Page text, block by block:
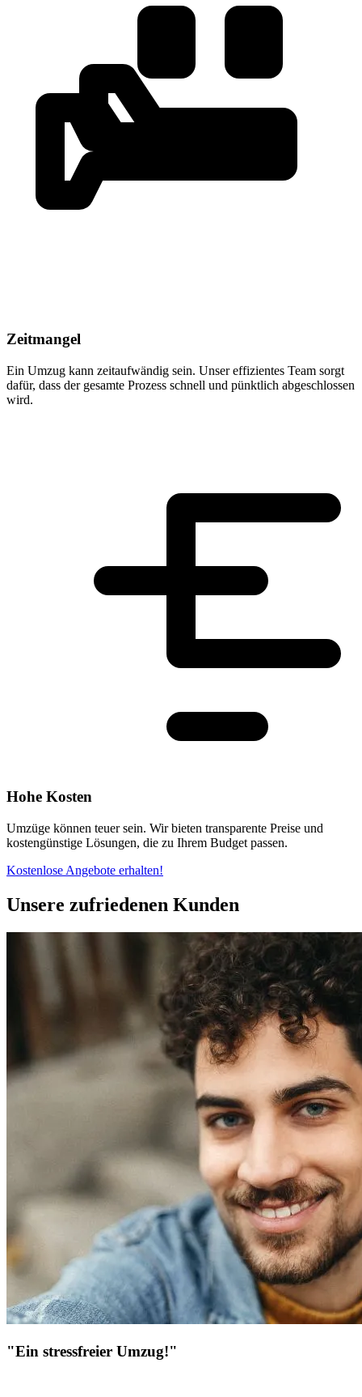
Zeitmangel
Ein Umzug kann zeitaufwändig sein. Unser effizientes Team sorgt
dafür, dass der gesamte Prozess schnell und pünktlich abgeschlossen
wird.
Hohe Kosten
Umzüge können teuer sein. Wir bieten transparente Preise und
kostengünstige Lösungen, die zu Ihrem Budget passen.
Kostenlose Angebote erhalten!
Unsere zufriedenen Kunden
"Ein stressfreier Umzug!"